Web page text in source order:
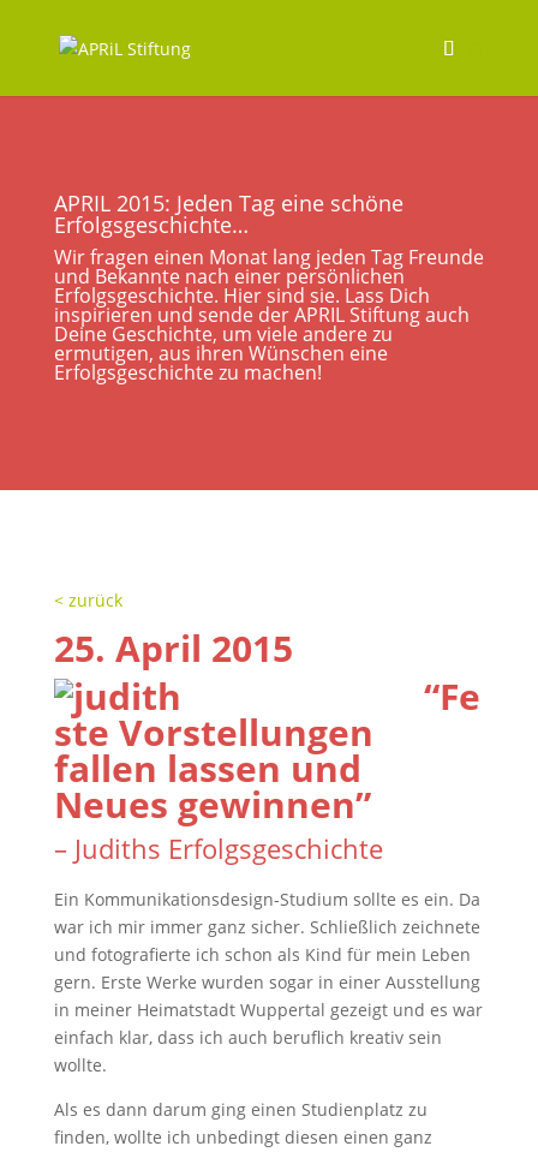
APRIL 2015: Jeden Tag eine schöne
Erfolgsgeschichte…
Wir fragen einen Monat lang jeden Tag Freunde
und Bekannte nach einer persönlichen
Erfolgsgeschichte. Hier sind sie. Lass Dich
inspirieren und sende der APRIL Stiftung auch
Deine Geschichte, um viele andere zu
ermutigen, aus ihren Wünschen eine
Erfolgsgeschichte zu machen!
< zurück
25. April 2015
“Fe
ste Vorstellungen
fallen lassen und
Neues gewinnen”
– Judiths Erfolgsgeschichte
Ein Kommunikationsdesign-Studium sollte es ein. Da
war ich mir immer ganz sicher. Schließlich zeichnete
und fotografierte ich schon als Kind für mein Leben
gern. Erste Werke wurden sogar in einer Ausstellung
in meiner Heimatstadt Wuppertal gezeigt und es war
einfach klar, dass ich auch beruflich kreativ sein
wollte.
Als es dann darum ging einen Studienplatz zu
finden, wollte ich unbedingt diesen einen ganz